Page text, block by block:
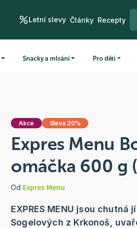
Letní slevy Články Recepty
Snacky a mlsání Pro děti
Akce Sleva 20%
Expres Menu
omáčka 600 g
Od Expres Menu
EXPRES MENU jsou
Sogelových z Krkonoš,